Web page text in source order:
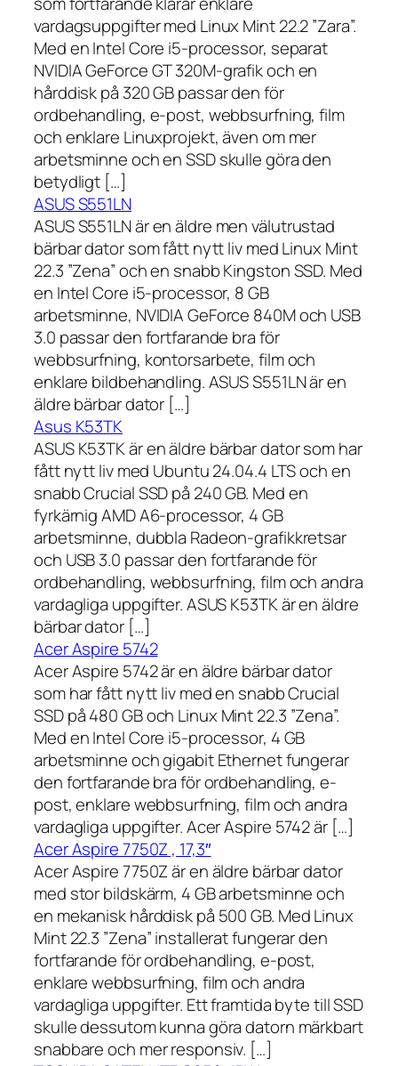
vardagsuppgifter med Linux Mint 22.2 ”Zara”.
Med en Intel Core i5-processor, separat
NVIDIA GeForce GT 320M-grafik och en
hårddisk på 320 GB passar den för
ordbehandling, e-post, webbsurfning, film
och enklare Linuxprojekt, även om mer
arbetsminne och en SSD skulle göra den
betydligt […]
ASUS S551LN
ASUS S551LN är en äldre men välutrustad
bärbar dator som fått nytt liv med Linux Mint
22.3 ”Zena” och en snabb Kingston SSD. Med
en Intel Core i5-processor, 8 GB
arbetsminne, NVIDIA GeForce 840M och USB
3.0 passar den fortfarande bra för
webbsurfning, kontorsarbete, film och
enklare bildbehandling. ASUS S551LN är en
äldre bärbar dator […]
Asus K53TK
ASUS K53TK är en äldre bärbar dator som har
fått nytt liv med Ubuntu 24.04.4 LTS och en
snabb Crucial SSD på 240 GB. Med en
fyrkärnig AMD A6-processor, 4 GB
arbetsminne, dubbla Radeon-grafikkretsar
och USB 3.0 passar den fortfarande för
ordbehandling, webbsurfning, film och andra
vardagliga uppgifter. ASUS K53TK är en äldre
bärbar dator […]
Acer Aspire 5742
Acer Aspire 5742 är en äldre bärbar dator
som har fått nytt liv med en snabb Crucial
SSD på 480 GB och Linux Mint 22.3 ”Zena”.
Med en Intel Core i5-processor, 4 GB
arbetsminne och gigabit Ethernet fungerar
den fortfarande bra för ordbehandling, e-
post, enklare webbsurfning, film och andra
vardagliga uppgifter. Acer Aspire 5742 är […]
Acer Aspire 7750Z , 17,3″
Acer Aspire 7750Z är en äldre bärbar dator
med stor bildskärm, 4 GB arbetsminne och
en mekanisk hårddisk på 500 GB. Med Linux
Mint 22.3 ”Zena” installerat fungerar den
fortfarande för ordbehandling, e-post,
enklare webbsurfning, film och andra
vardagliga uppgifter. Ett framtida byte till SSD
skulle dessutom kunna göra datorn märkbart
snabbare och mer responsiv. […]